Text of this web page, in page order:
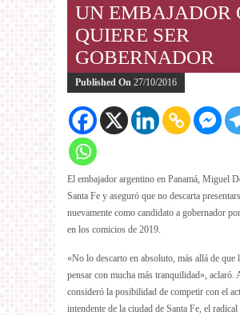
UN EMBAJADOR
QUIERE SER
GOBERNADOR
Published On 27/10/2016
El embajador argentino en Panamá, Miguel
Santa Fe y aseguró que no descarta
nuevamente como candidato a gobernador
en los comicios de 2019.
«No lo descarto en absoluto, más allá de que
pensar con mucha más tranquilidad», aclaró.
consideró la posibilidad de competir con el
intendente de la ciudad de Santa Fe, el